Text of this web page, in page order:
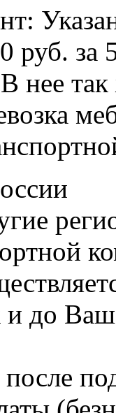
руб. за
нее
и до